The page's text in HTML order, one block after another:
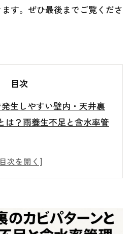
す。ぜひ最後までご覧くださ
目次
生しやすい壁内・天井裏
は？雨養生不足と含水率管
は発生する？意外と多い壁
性とは？
めの施工ポイント